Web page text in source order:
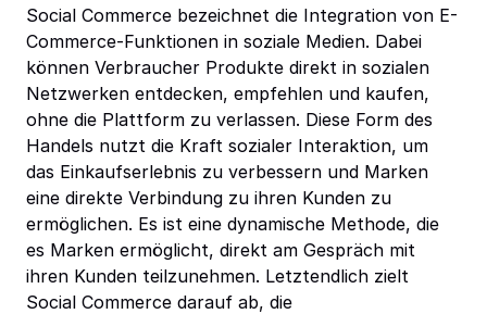
Social Commerce bezeichnet die Integration von E-
Commerce-Funktionen in soziale Medien. Dabei
können Verbraucher Produkte direkt in sozialen
Netzwerken entdecken, empfehlen und kaufen,
ohne die Plattform zu verlassen. Diese Form des
Handels nutzt die Kraft sozialer Interaktion, um
das Einkaufserlebnis zu verbessern und Marken
eine direkte Verbindung zu ihren Kunden zu
ermöglichen. Es ist eine dynamische Methode, die
es Marken ermöglicht, direkt am Gespräch mit
ihren Kunden teilzunehmen. Letztendlich zielt
Social Commerce darauf ab, die